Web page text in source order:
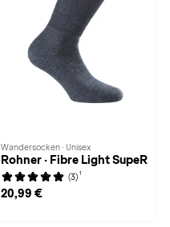
Wandersocken · Unisex
Rohner · Fibre Light SupeR
(3) 1
20,99 €